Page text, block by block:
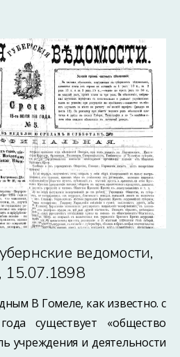
ведомости,
В Гомеле, как известно. с
существует «общество
учреждения и деятельности